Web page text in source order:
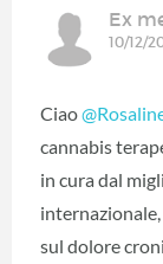
Ex
10/12/
Ciao
cannabis
in cura dal
sul dolore